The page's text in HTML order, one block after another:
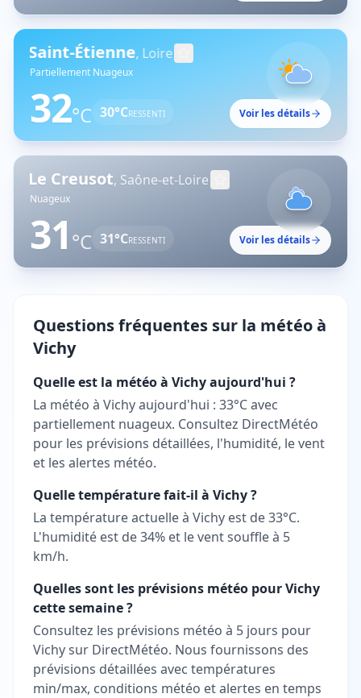
Étienne,Loire
Partiellement Nuageux
32°C 30°CRESSENTI Voir les détails
,Saône-et-Loire
Nuageux
31 °C 31°CRESSENTI Voir les détails
Questions fréquentes sur la météo à
Vichy
Quelle est la météo à Vichy aujourd'hui ?
La météo à Vichy aujourd'hui : 33°C avec
partiellement nuageux. Consultez DirectMétéo
pour les prévisions détaillées, l'humidité, le vent
et les alertes météo.
Quelle température fait-il à Vichy ?
La température actuelle à Vichy est de 33°C.
L'humidité est de 34% et le vent souffle à 5
km/h.
Quelles sont les prévisions météo pour Vichy
cette semaine ?
Consultez les prévisions météo à 5 jours pour
Vichy sur DirectMétéo. Nous fournissons des
prévisions détaillées avec températures
min/max, conditions météo et alertes en temps